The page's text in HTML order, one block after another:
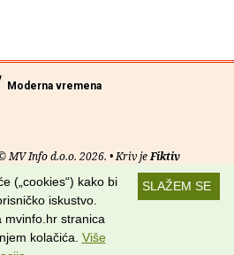
Moderna vremena
MV Info d.o.o. 2026. • Kriv jeFiktiv
Uvjeti korištenja RSS kanali
Potraži nas na:
SLAŽEM SE
(„cookies“) kako bi
iskustvo.
mvinfo.hr stranica
kolačića. Više